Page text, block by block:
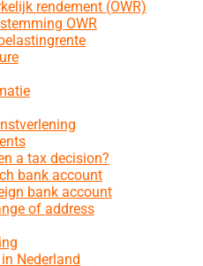
rendement (OWR)
OWR
a tax decision?
bank account
bank account
of address
Nederland